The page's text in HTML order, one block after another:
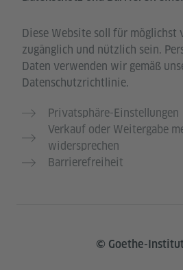
Diese Website soll für möglichst
zugänglich und nützlich sein.
Daten verwenden wir gemäß
Datenschutzrichtlinie.
Privatsphäre-Einstellungen
Verkauf oder Weitergabe
widersprechen
Barrierefreiheit
© Goethe-